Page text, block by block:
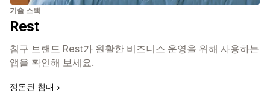
기술 스택
Rest
침구 브랜드 Rest가 원활한 비즈니스 운영을 위해 사용하는
앱을 확인해 보세요.
정돈된 침대